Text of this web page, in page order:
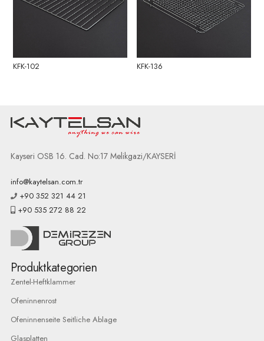
KFK-102 KFK-136
Kayseri OSB 16. Cad. No:17 Melikgazi/KAYSERİ
info@kaytelsan.com.tr
+90 352 321 44 21
+90 535 272 88 22
Produktkategorien
Zentel-Heftklammer
Ofeninnenrost
Ofeninnenseite Seitliche Ablage
Glasplatten